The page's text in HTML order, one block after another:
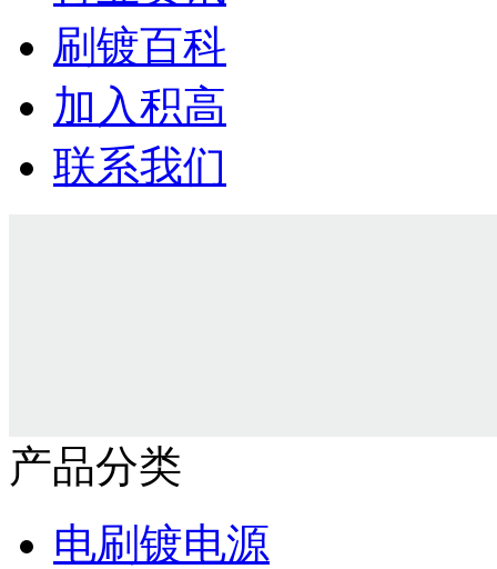
刷镀百科
加入积高
联系我们
产品分类
电刷镀电源